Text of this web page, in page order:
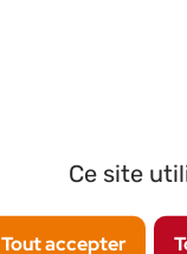
Ce site
Tout accepter